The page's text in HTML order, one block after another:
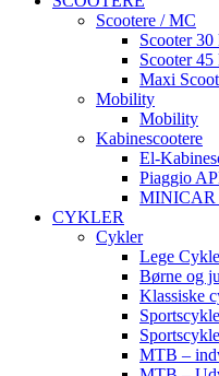
Scootere / MC
Scooter 30
Scooter 45
Maxi
Mobility
Mobility
Kabinescootere
El-
Piaggio
MINICAR
CYKLER
Cykler
Lege
Børne og
Klassiske
MTB –